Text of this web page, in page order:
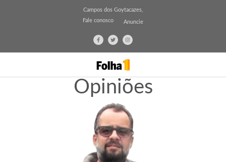
Campos dos Goytacazes,
Fale conosco
Anuncie
Opiniões